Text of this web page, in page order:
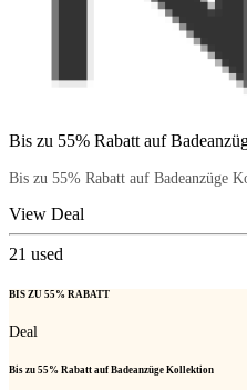
Bis zu 55% Rabatt auf
Bis zu 55% Rabatt auf Badeanzüge
View Deal
21 used
BIS ZU 55% RABATT
Deal
Bis zu 55% Rabatt auf Badeanzüge Kollektion